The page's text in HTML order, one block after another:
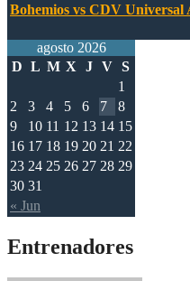
Bohemios vs CDV Universal
agosto 2026
D L M X J V S
« Jun
1
2
3 4 5 6 7
8
9
10 11 12 13 14 15
16 17 18 19 20 21 22
23 24 25 26 27 28 29
30 31
Entrenadores